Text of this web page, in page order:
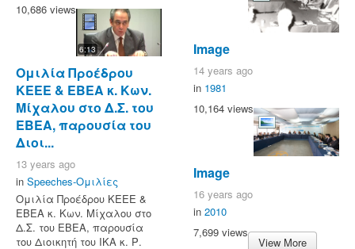
10,686 views
6:13
Ομιλία Προέδρου
ΚΕΕΕ & ΕΒΕΑ κ. Κων.
Μίχαλου στο Δ.Σ. του
ΕΒΕΑ, παρουσία του
Διοι...
13 years ago
in Speeches-Ομιλίες
Ομιλία Προέδρου ΚΕΕΕ &
ΕΒΕΑ κ. Κων. Μίχαλου στο
Δ.Σ. του ΕΒΕΑ, παρουσία
του Διοικητή του ΙΚΑ κ. Ρ.
Image
14 years ago
in 1981
10,164 views
Image
16 years ago
in 2010
7,699 views
View More